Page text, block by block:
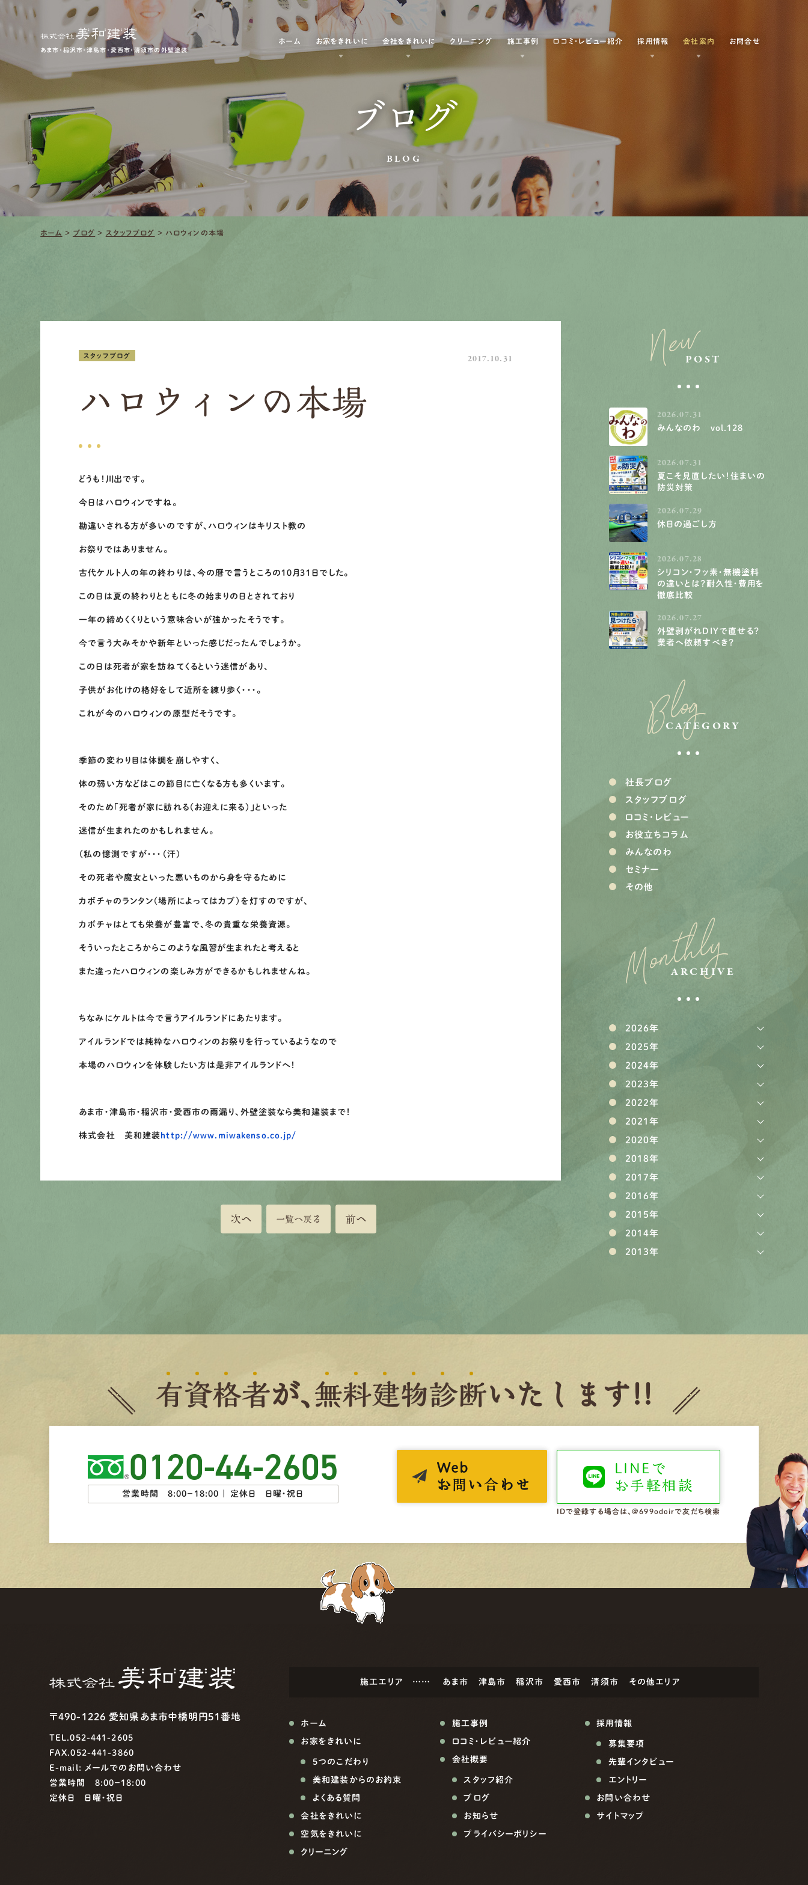
あま市・稲沢市・津島市・愛西市・清須市の外壁塗装
ホーム お家をきれいに 会社をきれいに クリーニング 施工事例 口コミ・レビュー紹介 採用情報 会社案内 お問合せ
ブログ
BLOG
ホーム > ブログ > スタッフブログ > ハロウィンの本場
スタッフブログ 2017.10.31
ハロウィンの本場
どうも！川出です。
今日はハロウィンですね。
勘違いされる方が多いのですが、ハロウィンはキリスト教の
お祭りではありません。
古代ケルト人の年の終わりは、今の暦で言うところの１０月３１日でした。
この日は夏の終わりとともに冬の始まりの日とされており
一年の締めくくりという意味合いが強かったそうです。
今で言う大みそかや新年といった感じだったんでしょうか。
この日は死者が家を訪ねてくるという迷信があり、
子供がお化けの格好をして近所を練り歩く・・・。
これが今のハロウィンの原型だそうです。
季節の変わり目は体調を崩しやすく、
体の弱い方などはこの節目に亡くなる方も多くいます。
そのため「死者が家に訪れる（お迎えに来る）」といった
迷信が生まれたのかもしれません。
（私の憶測ですが・・・（汗）
その死者や魔女といった悪いものから身を守るために
カボチャのランタン（場所によってはカブ）を灯すのですが、
カボチャはとても栄養が豊富で、冬の貴重な栄養資源。
そういったところからこのような風習が生まれたと考えると
また違ったハロウィンの楽しみ方ができるかもしれませんね。
ちなみにケルトは今で言うアイルランドにあたります。
アイルランドでは純粋なハロウィンのお祭りを行っているようなので
本場のハロウィンを体験したい方は是非アイルランドへ！
あま市・津島市・稲沢市・愛西市の雨漏り、外壁塗装なら美和建装まで！
株式会社 美和建装 http://www.miwakenso.co.jp/
次へ 一覧へ戻る 前へ
NewPOST
2026.07.31
みんなのわ vol.128
2026.07.31
夏こそ見直したい！住まいの
防災対策
2026.07.29
休日の過ごし方
2026.07.28
シリコン・フッ素・無機塗料
の違いとは？耐久性・費用を
徹底比較
2026.07.27
外壁剥がれDIYで直せる？
業者へ依頼すべき？
Blog
CATEGORY
社長ブログ
スタッフブログ
口コミ・レビュー
お役立ちコラム
みんなのわ
セミナー
その他
Monthly
ARCHIVE
2026年
2025年
2024年
2023年
2022年
2021年
2020年
2018年
2017年
2016年
2015年
2014年
2013年
有資格者が、 無料建物診断いたします!!
0120-44-2605
営業時間 8:00−18:00 ｜ 定休日 日曜・祝日
Web
お問い合わせ
LINEで
お手軽相談
IDで登録する場合は、@699odoirで友だち検索
〒490-1226 愛知県あま市中橋明円51番地
TEL.052-441-2605
FAX.052-441-3860
E-mail: メールでのお問い合わせ
営業時間 8:00−18:00
定休日 日曜・祝日
施工エリア …… あま市 津島市 稲沢市 愛西市 清須市 その他エリア
ホーム
お家をきれいに
5つのこだわり
美和建装からのお約束
よくある質問
会社をきれいに
空気をきれいに
クリーニング
施工事例
口コミ・レビュー紹介
会社概要
スタッフ紹介
ブログ
お知らせ
プライバシーポリシー
採用情報
募集要項
先輩インタビュー
エントリー
お問い合わせ
サイトマップ